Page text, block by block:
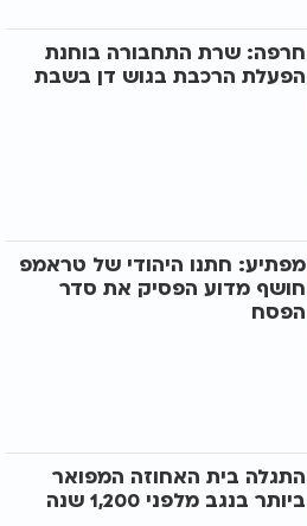
חרפה: שרת התחבורה בוחנת
הפעלת הרכבת בגוש דן בשבת
מפתיע: חתנו היהודי של טראמפ
חושף מדוע הפסיק את סדר
הפסח
התגלה בית האחוזה המפואר
ביותר בנגב מלפני 1,200 שנה